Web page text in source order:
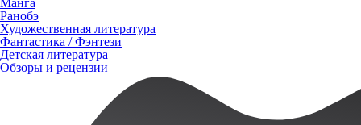
Манга
Ранобэ
Художественная литература
Фантастика / Фэнтези
Детская литература
Обзоры и рецензии